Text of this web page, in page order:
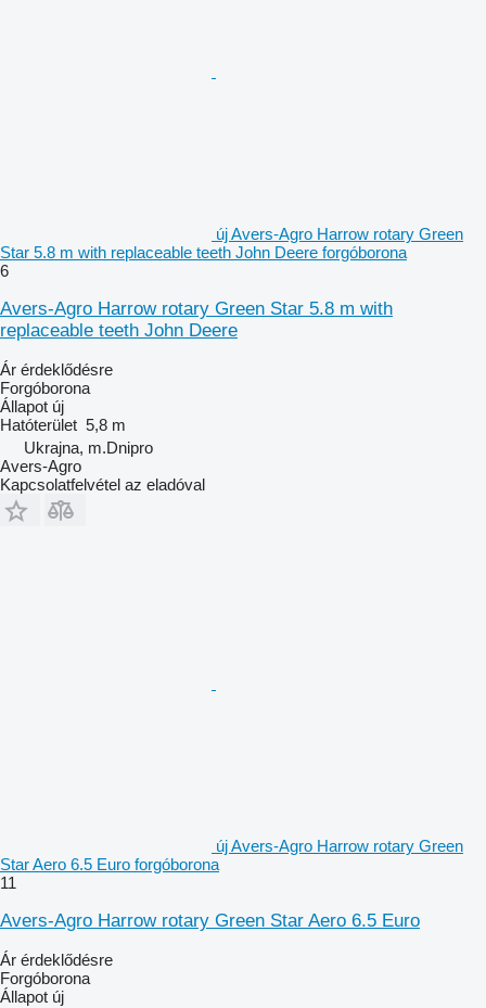
új Avers-Agro Harrow rotary Green
Star 5.8 m with replaceable teeth John Deere forgóborona
6
Avers-Agro Harrow rotary Green Star 5.8 m with
replaceable teeth John Deere
Ár érdeklődésre
Forgóborona
Állapot új
Hatóterület 5,8 m
Ukrajna, m.Dnipro
Avers-Agro
Kapcsolatfelvétel az eladóval
új Avers-Agro Harrow rotary Green
Star Aero 6.5 Euro forgóborona
11
Avers-Agro Harrow rotary Green Star Aero 6.5 Euro
Ár érdeklődésre
Forgóborona
Állapot új